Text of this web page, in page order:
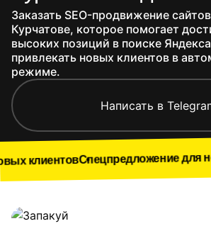
Заказать SEO-продвижение
Курчатове, которое помогает
высоких позиций в поиске
привлекать новых клиентов в
режиме.
Написать в
Спецпредложение для новых
Наши работы